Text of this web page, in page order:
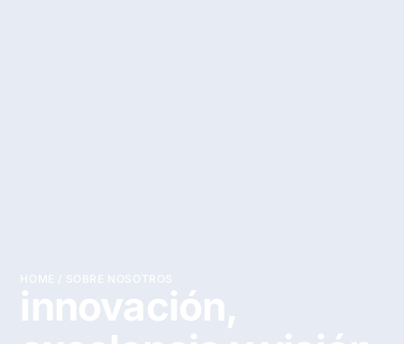
HOME / SOBRE NOSOTROS
innovación,